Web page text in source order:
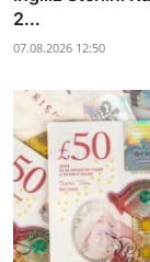
2...
07.08.2026 12:50